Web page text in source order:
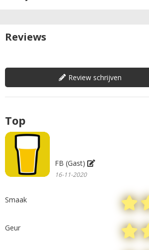
Reviews
Review schrijven
Top
FB (Gast)
16-11-2020
Smaak
Geur